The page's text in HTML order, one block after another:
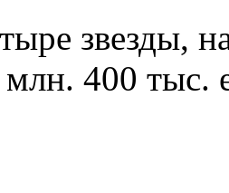
звезды,
400 тыс.